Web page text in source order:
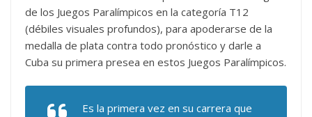
de los Juegos Paralímpicos en la categoría T12
(débiles visuales profundos), para apoderarse de la
medalla de plata contra todo pronóstico y darle a
Cuba su primera presea en estos Juegos Paralímpicos.
Es la primera vez en su carrera que